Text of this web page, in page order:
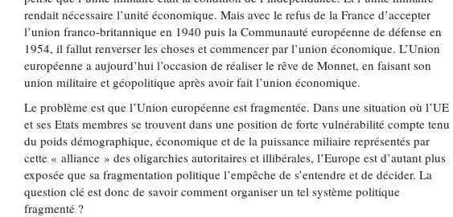
rendait nécessaire l’unité économique. Mais avec le refus de la France d’accepter
l’union franco-britannique en 1940 puis la Communauté européenne de défense en
1954, il fallut renverser les choses et commencer par l’union économique. L’Union
européenne a aujourd’hui l’occasion de réaliser le rêve de Monnet, en faisant son
union militaire et géopolitique après avoir fait l’union économique.
Le problème est que l’Union européenne est fragmentée. Dans une situation où l’UE
et ses Etats membres se trouvent dans une position de forte vulnérabilité compte tenu
du poids démographique, économique et de la puissance miliaire représentés par
cette « alliance » des oligarchies autoritaires et illibérales, l’Europe est d’autant plus
exposée que sa fragmentation politique l’empêche de s’entendre et de décider. La
question clé est donc de savoir comment organiser un tel système politique
fragmenté ?